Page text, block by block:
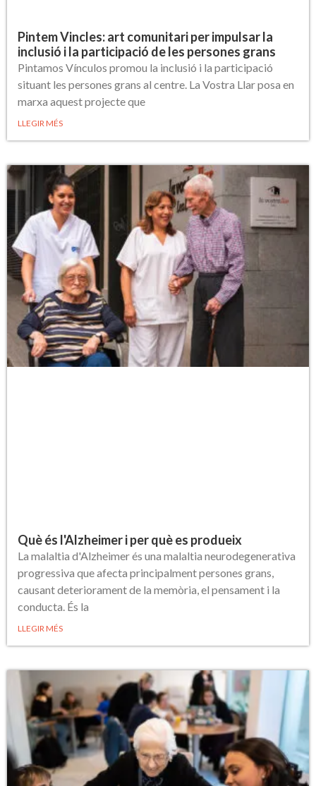
Pintem Vincles: art comunitari per impulsar la
inclusió i la participació de les persones grans
Pintamos Vínculos promou la inclusió i la participació
situant les persones grans al centre. La Vostra Llar posa en
marxa aquest projecte que
LLEGIR MÉS
Què és l'Alzheimer i per què es produeix
La malaltia d'Alzheimer és una malaltia neurodegenerativa
progressiva que afecta principalment persones grans,
causant deteriorament de la memòria, el pensament i la
conducta. És la
LLEGIR MÉS